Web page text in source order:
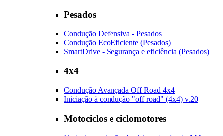
Pesados
Condução Defensiva - Pesados
Condução EcoEficiente (Pesados)
SmartDrive - Segurança e eficiência (Pesados)
4x4
Condução Avançada Off Road 4x4
Iniciação à condução "off road" (4x4) v.20
Motociclos e ciclomotores